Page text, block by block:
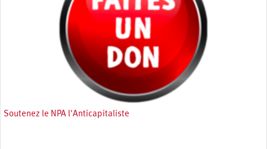
Soutenez le NPA l'Anticapitaliste